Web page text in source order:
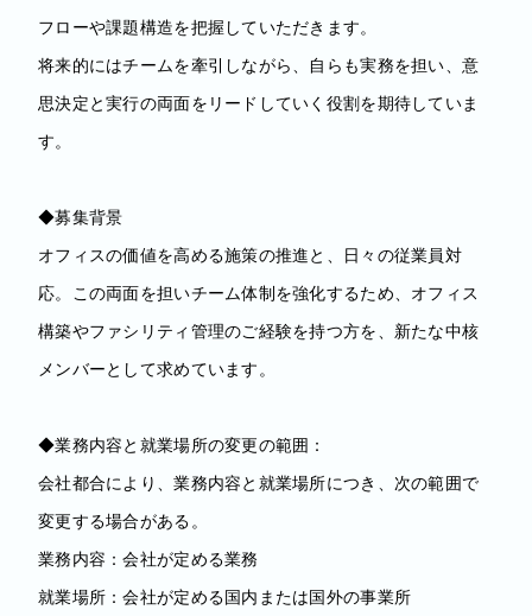
フローや課題構造を把握していただきます。
将来的にはチームを牽引しながら、自らも実務を担い、意
思決定と実行の両面をリードしていく役割を期待していま
す。
◆募集背景
オフィスの価値を高める施策の推進と、日々の従業員対
応。この両面を担いチーム体制を強化するため、オフィス
構築やファシリティ管理のご経験を持つ方を、新たな中核
メンバーとして求めています。
◆業務内容と就業場所の変更の範囲：
会社都合により、業務内容と就業場所につき、次の範囲で
変更する場合がある。
業務内容：会社が定める業務
就業場所：会社が定める国内または国外の事業所